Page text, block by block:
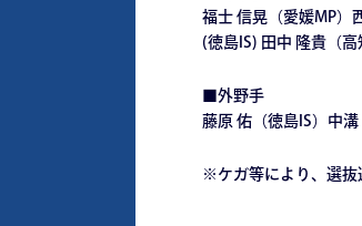
福士 信晃（愛媛MP）
(徳島IS) 田中 隆貴（高
■外野手
藤原 佑（徳島IS）中溝
※ケガ等により、選抜